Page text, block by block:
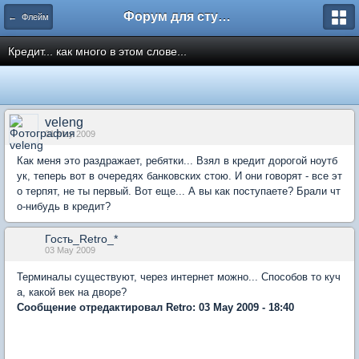
← Флейм Форум для студента СГА
Кредит... как много в этом слове...
veleng
01 May 2009
Как меня это раздражает, ребятки... Взял в кредит дорогой ноутб
ук, теперь вот в очередях банковских стою. И они говорят - все эт
о терпят, не ты первый. Вот еще... А вы как поступаете? Брали чт
о-нибудь в кредит?
Гость_Retro_*
03 May 2009
Терминалы существуют, через интернет можно... Способов то куч
а, какой век на дворе?
Сообщение отредактировал Retro: 03 May 2009 - 18:40